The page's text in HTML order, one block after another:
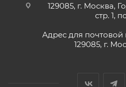
129085, г. Москва,
стр. 1,
Адрес для
129085, г.